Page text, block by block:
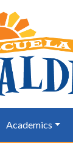
Academics